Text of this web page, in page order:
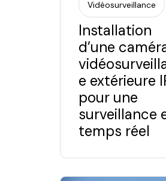
Vidéosurveillance
Installation
d’une
e extérieure
pour une
surveillance
temps réel